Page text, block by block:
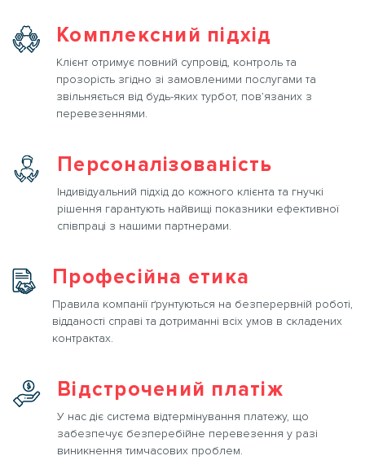
Комплексний підхід
Клієнт отримує повний супровід, контроль та
прозорість згідно зі замовленими послугами та
звільняється від будь-яких турбот, пов’язаних з
перевезеннями.
Персоналізованість
Індивідуальний підхід до кожного клієнта та гнучкі
рішення гарантують найвищі показники ефективної
співпраці з нашими партнерами.
Професійна етика
Правила компанії ґрунтуються на безперервній роботі,
відданості справі та дотриманні всіх умов в складених
контрактах.
Відстрочений платіж
У нас діє система відтермінування платежу, що
забезпечує безперебійне перевезення у разі
виникнення тимчасових проблем.